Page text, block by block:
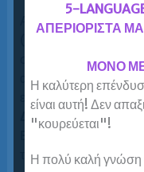
Α) Παραγωγή
(6 λεπτά συζήτηση
συνεξεταζόμενο. 4
απάντηση σε δυο
ερώτησης στον
Διάρκεια: 15 λεπτά
Βαθμολόγηση / όριο
το 60%.
5-
ΑΠΕΡΙΟΡΙΣΤΑ
ΜΟΝΟ
Η καλύτερη
είναι αυτή! Δεν
"κουρεύεται"!
Η πολύ καλή γνώση